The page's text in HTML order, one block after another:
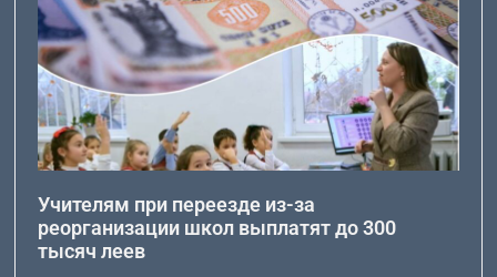
Учителям при переезде из-за
реорганизации школ выплатят до 300
тысяч леев